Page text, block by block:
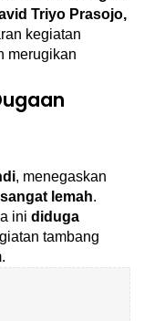
Triyo Prasojo,
kegiatan
merugikan
, menegaskan
sangat lemah.
ini diduga
tambang